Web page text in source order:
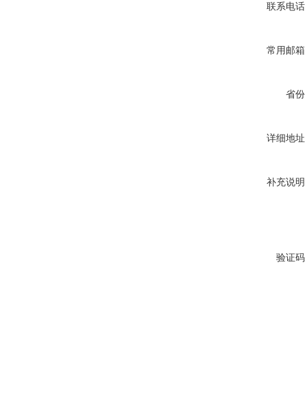
联系电话
常用邮箱
省份
详细地址
补充说明
验证码